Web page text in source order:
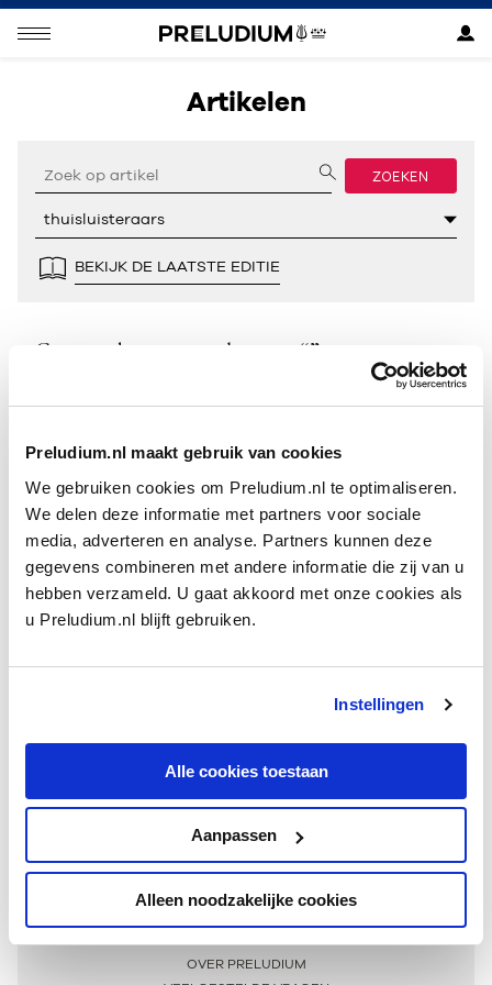
Preludium.nl maakt gebruik van cookies
We gebruiken cookies om Preludium.nl te optimaliseren.
We delen deze informatie met partners voor sociale
media, adverteren en analyse. Partners kunnen deze
gegevens combineren met andere informatie die zij van u
hebben verzameld. U gaat akkoord met onze cookies als
u Preludium.nl blijft gebruiken.
Instellingen
Alle cookies toestaan
Aanpassen
Alleen noodzakelijke cookies
Artikelen
ZOEKEN
BEKIJK DE LAATSTE EDITIE
Geen resultaten gevonden voor “”.
Meer informatie
OVER PRELUDIUM